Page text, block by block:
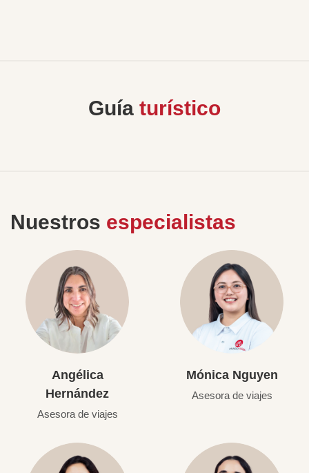
Guía turístico
Nuestros especialistas
Angélica
Hernández
Asesora de viajes
Mónica Nguyen
Asesora de viajes